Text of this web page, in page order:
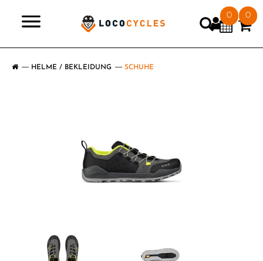
0 0
HELME / BEKLEIDUNG SCHUHE